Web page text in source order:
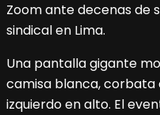
Zoom ante decenas de
sindical en Lima.
Una pantalla gigante
camisa blanca, corbata
izquierdo en alto. El